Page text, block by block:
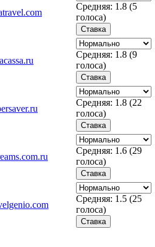
Средняя: 1.8 (5
голоса)
Средняя: 1.8 (9
голоса)
Средняя: 1.8 (22
голоса)
Средняя: 1.6 (29
голоса)
Средняя: 1.5 (25
голоса)